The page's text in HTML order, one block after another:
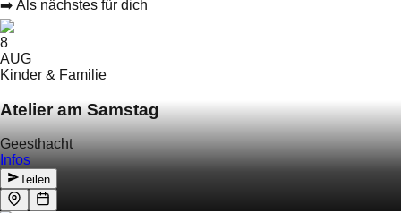
➡️ Als nächstes für dich
8
AUG
Kinder & Familie
Atelier am Samstag
Geesthacht
Infos
Teilen